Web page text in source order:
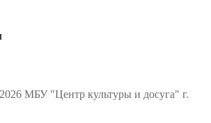
МБУ "Центр культуры и досуга" г.